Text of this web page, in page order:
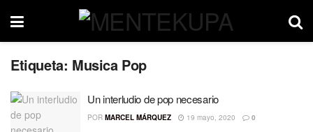
Etiqueta: Musica Pop
Un interludio de pop necesario
POR MARCEL MÁRQUEZ 19 mayo, 2020 0